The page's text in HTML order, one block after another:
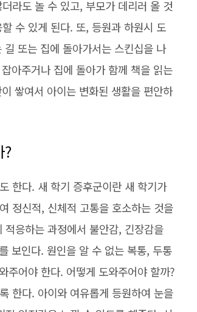
라도 놀 수 있고, 부모가 데리러 올 것
수 있게 된다. 또, 등원과 하원시 도
또는 집에 돌아가서는 스킨십을 나
아주거나 집에 돌아가 함께 책을 읽는
쌓여서 아이는 변화된 생활을 편안하
한다. 새 학기 증후군이란 새 학기가
정신적, 신체적 고통을 호소하는 것을
응하는 과정에서 불안감, 긴장감을
보인다. 원인을 알 수 없는 복통, 두통
주어야 한다. 어떻게 도와주어야 할까?
한다. 아이와 여유롭게 등원하여 눈을